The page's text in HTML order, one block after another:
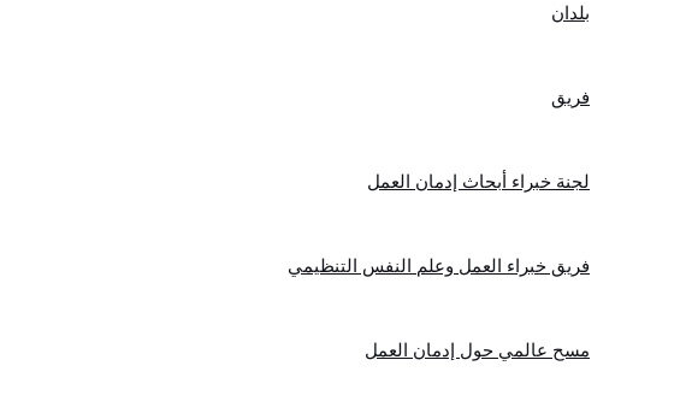
بلدان
فريق
لجنة خبراء أبحاث إدمان العمل
فريق خبراء العمل وعلم النفس التنظيمي
مسح عالمي حول إدمان العمل